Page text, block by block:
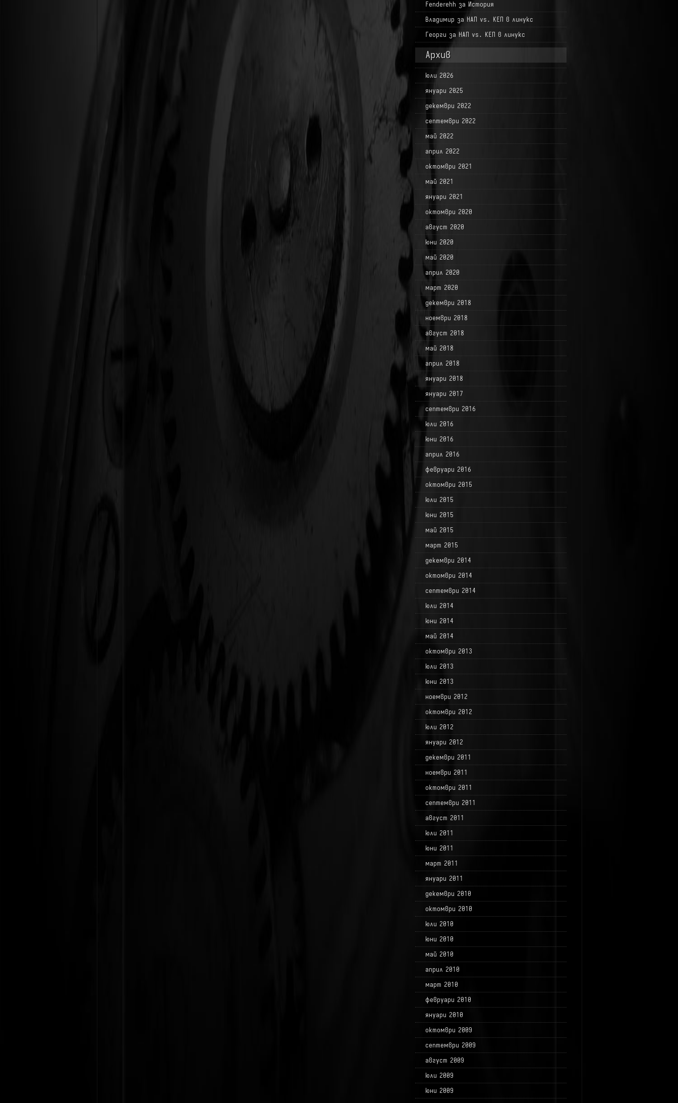
Fenderehh за История
Владимир за НАП vs. КЕП в линукс
Георги за НАП vs. КЕП в линукс
Архив
юли 2026
януари 2025
декември 2022
септември 2022
май 2022
април 2022
октомври 2021
май 2021
януари 2021
октомври 2020
август 2020
юни 2020
май 2020
април 2020
март 2020
декември 2018
ноември 2018
август 2018
май 2018
април 2018
януари 2018
януари 2017
септември 2016
юли 2016
юни 2016
април 2016
февруари 2016
октомври 2015
юли 2015
юни 2015
май 2015
март 2015
декември 2014
октомври 2014
септември 2014
юли 2014
юни 2014
май 2014
октомври 2013
юли 2013
юни 2013
ноември 2012
октомври 2012
юли 2012
януари 2012
декември 2011
ноември 2011
октомври 2011
септември 2011
август 2011
юли 2011
юни 2011
март 2011
януари 2011
декември 2010
октомври 2010
юли 2010
юни 2010
май 2010
април 2010
март 2010
февруари 2010
януари 2010
октомври 2009
септември 2009
август 2009
юли 2009
юни 2009